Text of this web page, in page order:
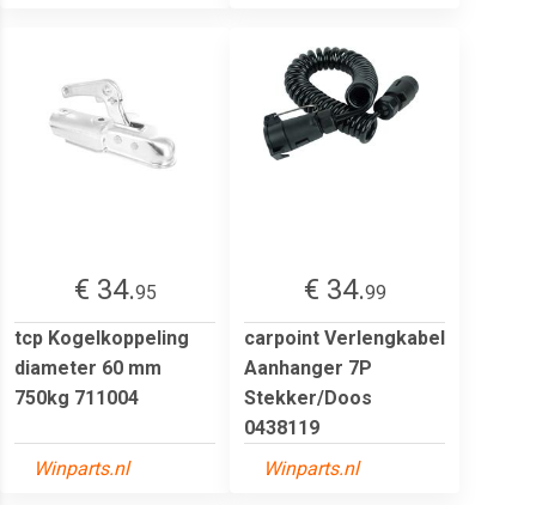
€ 34.95
tcp Kogelkoppeling
diameter 60 mm
750kg 711004
Winparts.nl
€ 34.99
carpoint Verlengkabel
Aanhanger 7P
Stekker/Doos
0438119
Winparts.nl